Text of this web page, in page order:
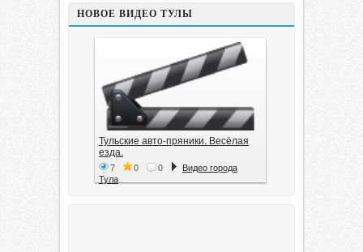
НОВОЕ ВИДЕО ТУЛЫ
Тульские авто-пряники. Весёлая
езда.
7 0 0
Видео города
Тула